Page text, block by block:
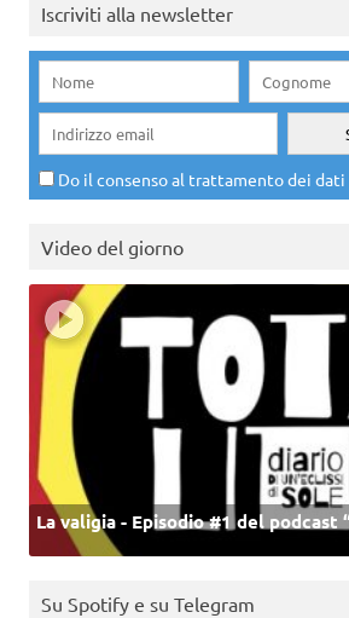
Iscriviti alla newsletter
Do il consenso al trattamento dei dati
Video del giorno
La valigia - Episodio #1 del podcast
Su Spotify e su Telegram